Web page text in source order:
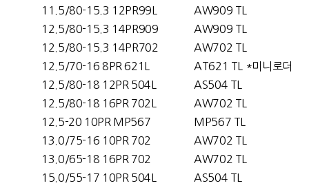
11.5/80-15.3 12PR99L
AW909 TL
12.5/80-15.3 14PR909
AW909 TL
12.5/80-15.3 14PR702
AW702 TL
12.5/70-16 8PR 621L
AT621 TL *미니로더
12.5/80-18 12PR 504L
AS504 TL
12.5/80-18 16PR 702L
AW702 TL
12.5-20 10PR MP567
MP567 TL
13.0/75-16 10PR 702
AW702 TL
13.0/65-18 16PR 702
AW702 TL
15.0/55-17 10PR 504L
AS504 TL